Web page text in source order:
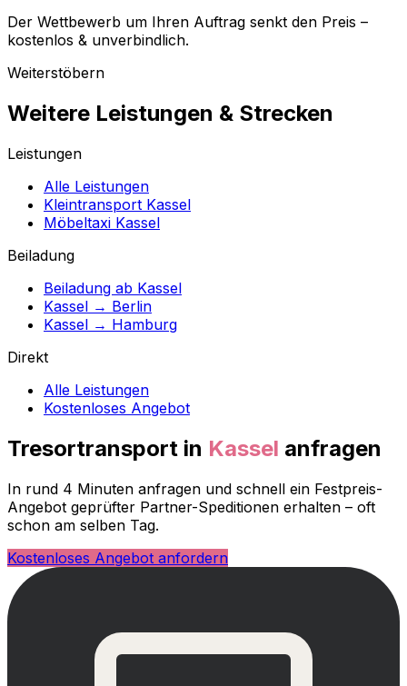
Der Wettbewerb um Ihren Auftrag senkt den Preis –
kostenlos & unverbindlich.
Weiterstöbern
Weitere Leistungen & Strecken
Leistungen
Alle Leistungen
Kleintransport Kassel
Möbeltaxi Kassel
Beiladung
Beiladung ab Kassel
Kassel → Berlin
Kassel → Hamburg
Direkt
Alle Leistungen
Kostenloses Angebot
Tresortransport in Kassel anfragen
In rund 4 Minuten anfragen und schnell ein Festpreis-
Angebot geprüfter Partner-Speditionen erhalten – oft
schon am selben Tag.
Kostenloses Angebot anfordern